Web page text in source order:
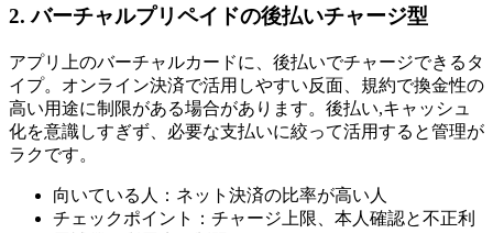
2. バーチャルプリペイドの後払いチャージ型
アプリ上のバーチャルカードに、後払いでチャージできるタ
イプ。オンライン決済で活用しやすい反面、規約で換金性の
高い用途に制限がある場合があります。後払い,キャッシュ
化を意識しすぎず、必要な支払いに絞って活用すると管理が
ラクです。
向いている人：ネット決済の比率が高い人
チェックポイント：チャージ上限、本人確認と不正利